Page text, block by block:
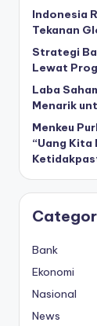
Indonesia
Tekanan
Strategi
Lewat
Laba
Menarik
Menkeu
“Uang Kita
Bank
Ekonomi
Nasional
News